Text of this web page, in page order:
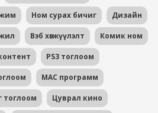
Ном сурах бичиг Дизайн
Вэб хөгжүүлэлт Комик ном
PS3 тоглоом
MAC программ
Цуврал кино